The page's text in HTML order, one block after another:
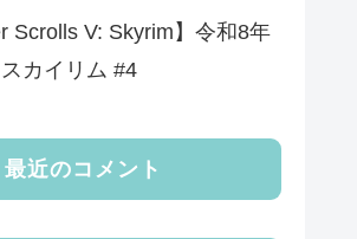
Scrolls V: Skyrim】令和8年
カイリム #4
最近のコメント